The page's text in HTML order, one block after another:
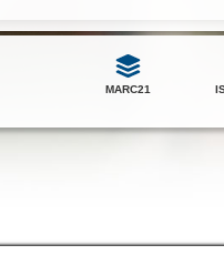
MARC21